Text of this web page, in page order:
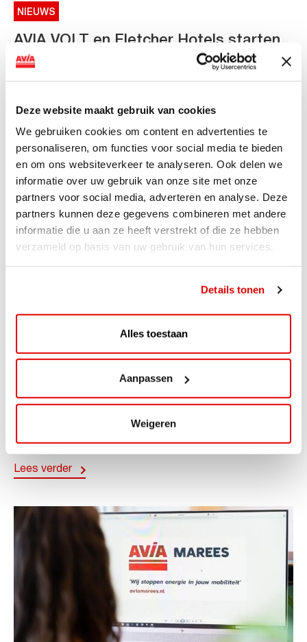
Deze website maakt gebruik van cookies
We gebruiken cookies om content en advertenties te
personaliseren, om functies voor social media te bieden
en om ons websiteverkeer te analyseren. Ook delen we
informatie over uw gebruik van onze site met onze
partners voor social media, adverteren en analyse. Deze
partners kunnen deze gegevens combineren met andere
informatie die u aan ze heeft verstrekt of die ze hebben
verzameld op basis van uw gebruik van hun services.
Details tonen
Alles toestaan
Aanpassen
Weigeren
NIEUWS
AVIA VOLT en Fletcher Hotels starten
landelijke uitrol van DC-
snellaadinfrastructuur
AVIA VOLT en Fletcher Hotels starten landelijke uitrol
Lees verder
ACTIE
ViaAVIA Super Deal: 20% korting bij
ViaLuxury Hotels
ViaAVIA Super Deal: €25 korting bij ViaLuxury Hotels
Lees verder